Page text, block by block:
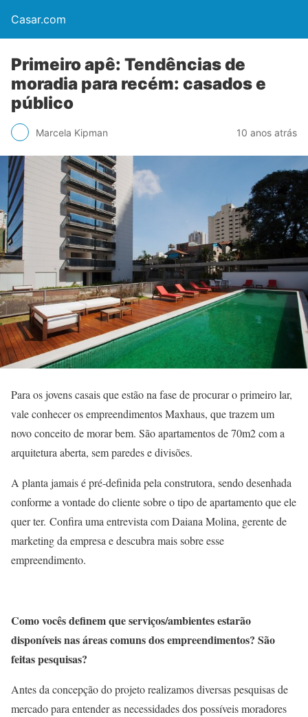
Casar.com
Primeiro apê: Tendências de
moradia para recém: casados e
público
Marcela Kipman 10 anos atrás
Para os jovens casais que estão na fase de procurar o primeiro lar,
vale conhecer os empreendimentos Maxhaus, que trazem um
novo conceito de morar bem. São apartamentos de 70m2 com a
arquitetura aberta, sem paredes e divisões.
A planta jamais é pré-definida pela construtora, sendo desenhada
conforme a vontade do cliente sobre o tipo de apartamento que ele
quer ter. Confira uma entrevista com Daiana Molina, gerente de
marketing da empresa e descubra mais sobre esse
empreendimento.
Como vocês definem que serviços/ambientes estarão
disponíveis nas áreas comuns dos empreendimentos? São
feitas pesquisas?
Antes da concepção do projeto realizamos diversas pesquisas de
mercado para entender as necessidades dos possíveis moradores